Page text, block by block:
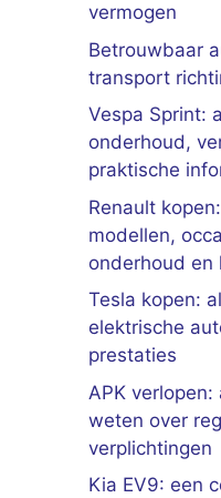
vermogen
Betrouwbaar
transport
Vespa Sprint:
onderhoud,
praktische
Renault
modellen,
onderhoud en
Tesla kopen:
elektrische
prestaties
APK
weten over
verplichtingen
Kia EV9: een